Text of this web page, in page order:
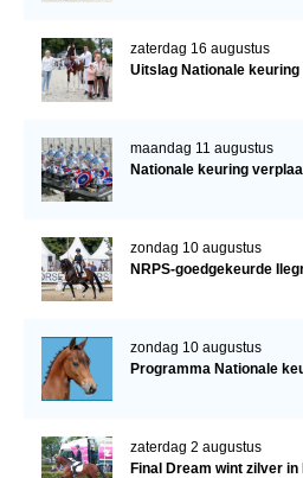
zaterdag 16 augustus
Uitslag Nationale keuring
maandag 11 augustus
Nationale keuring
zondag 10 augustus
NRPS-goedgekeurde
zondag 10 augustus
Programma Nationale
zaterdag 2 augustus
Final Dream wint zilver